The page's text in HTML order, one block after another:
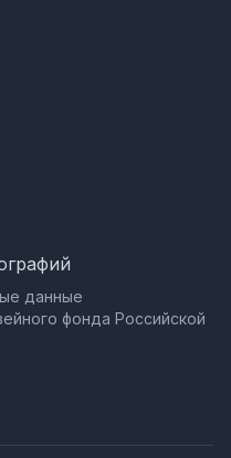
данные
фонда Российской